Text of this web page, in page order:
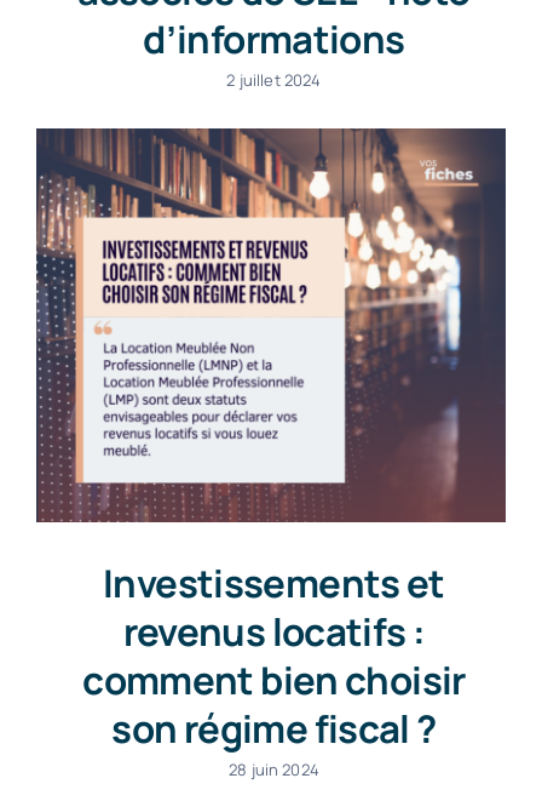
d’informations
2 juillet 2024
Investissements et
revenus locatifs :
comment bien choisir
son régime fiscal ?
28 juin 2024